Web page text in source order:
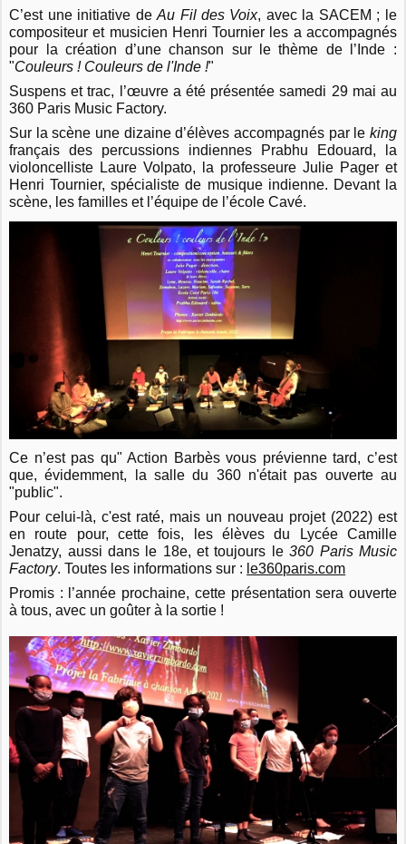
C’est une initiative deAu Fil des Voix, avec la SACEM ; le
compositeur et musicien Henri Tournier les a accompagnés
pour la création d’une chanson sur le thème de l’Inde :
"Couleurs ! Couleurs de l'Inde !"
Suspens et trac, l’œuvre a été présentée samedi 29 mai au
360 Paris Music Factory.
Sur la scène une dizaine d’élèves accompagnés par le king
français des percussions indiennes Prabhu Edouard, la
violoncelliste Laure Volpato, la professeure Julie Pager et
Henri Tournier, spécialiste de musique indienne. Devant la
scène, les familles et l’équipe de l’école Cavé.
Ce n’est pas qu" Action Barbès vous prévienne tard, c’est
que, évidemment, la salle du 360 n'était pas ouverte au
"public".
Pour celui-là, c'est raté, mais un nouveau projet (2022) est
en route pour, cette fois, les élèves du Lycée Camille
Jenatzy, aussi dans le 18e, et toujours le360 Paris Music
Factory. Toutes les informations sur : le360paris.com
Promis : l’année prochaine, cette présentation sera ouverte
à tous, avec un goûter à la sortie !